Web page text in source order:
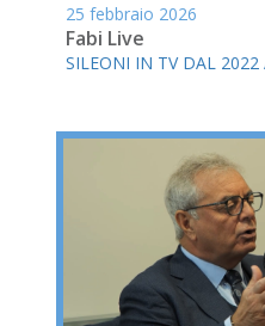
25 febbraio 2026
Fabi Live
SILEONI IN TV DAL 2022